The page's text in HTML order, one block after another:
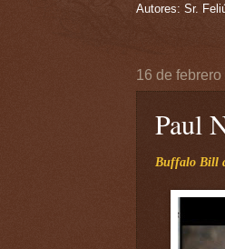
Autores: Sr.
16 de febrero
Paul
Buffalo Bill